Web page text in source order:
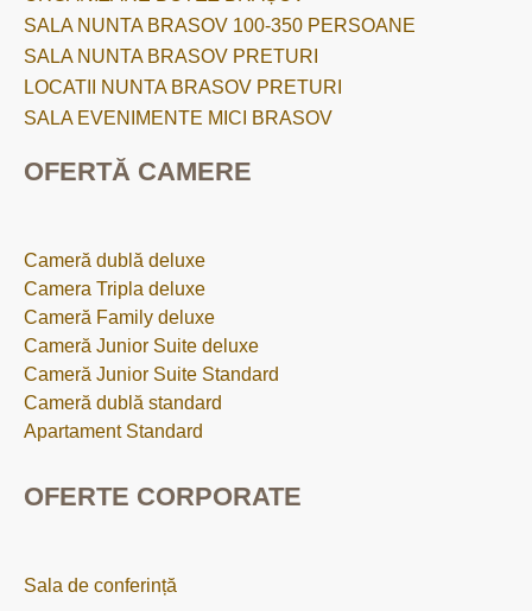
SALA NUNTA BRASOV 100-350 PERSOANE
SALA NUNTA BRASOV PRETURI
LOCATII NUNTA BRASOV PRETURI
SALA EVENIMENTE MICI BRASOV
OFERTĂ CAMERE
Cameră dublă deluxe
Camera Tripla deluxe
Cameră Family deluxe
Cameră Junior Suite deluxe
Cameră Junior Suite Standard
Cameră dublă standard
Apartament Standard
OFERTE CORPORATE
Sala de conferință